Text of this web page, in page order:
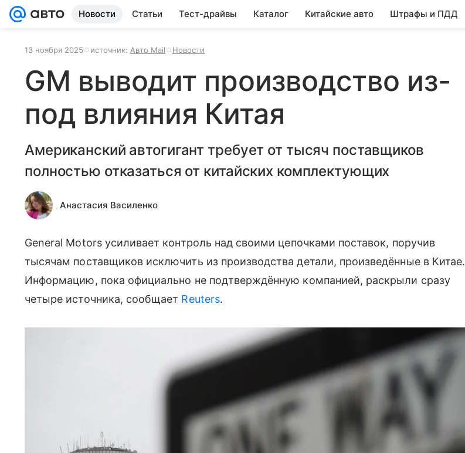
Новости Статьи Тест-драйвы Каталог Китайские авто Штрафы и ПДД
13 ноября 2025 источник: Авто Mail Новости
GM выводит производство из-
под влияния Китая
Американский автогигант требует от тысяч поставщиков
полностью отказаться от китайских комплектующих
Анастасия Василенко
General Motors усиливает контроль над своими цепочками поставок, поручив
тысячам поставщиков исключить из производства детали, произведённые в Китае.
Информацию, пока официально не подтверждённую компанией, раскрыли сразу
четыре источника, сообщает Reuters.